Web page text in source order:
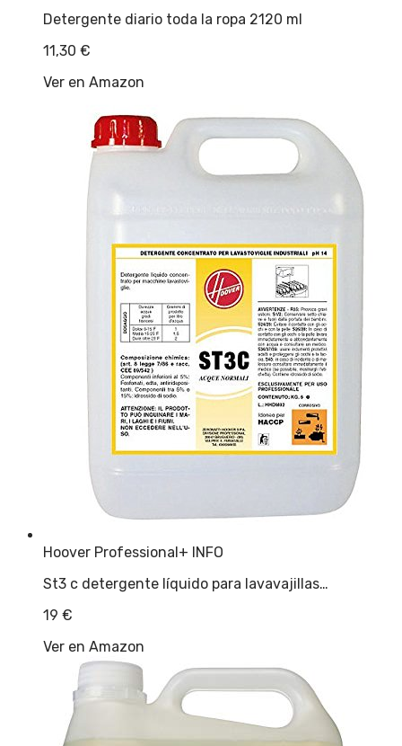
Detergente diario toda la ropa 2120 ml
11,30 €
Ver en Amazon
Hoover Professional+ INFO
St3 c detergente líquido para lavavajillas…
19 €
Ver en Amazon